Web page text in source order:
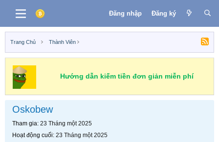
Đăng nhập Đăng ký
Trang Chủ Thành Viên
Hướng dẫn kiếm tiền đơn giản miễn phí
Oskobew
Tham gia 23 Tháng một 2025
Hoạt động cuối 23 Tháng một 2025